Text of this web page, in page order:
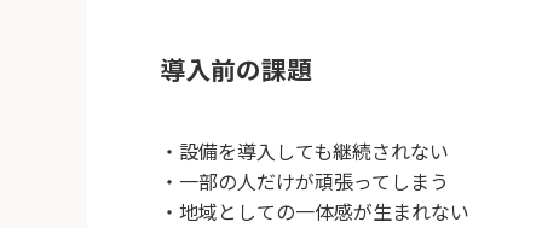
導入前の課題
・設備を導入しても継続されない
・一部の人だけが頑張ってしまう
・地域としての一体感が生まれない